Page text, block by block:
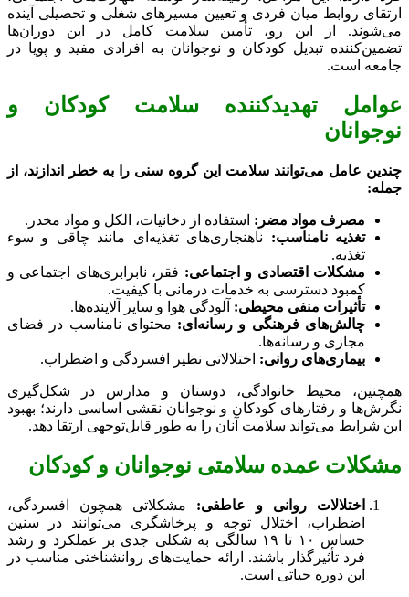
ارتقای روابط میان فردی و تعیین مسیرهای شغلی و تحصیلی آینده
می‌شوند. از این رو، تأمین سلامت کامل در این دوران‌ها
تضمین‌کننده تبدیل کودکان و نوجوانان به افرادی مفید و پویا در
جامعه است.
عوامل تهدیدکننده سلامت کودکان و
نوجوانان
چندین عامل می‌توانند سلامت این گروه سنی را به خطر اندازند، از
جمله:
مصرف مواد مضر: استفاده از دخانیات، الکل و مواد مخدر.
تغذیه نامناسب: ناهنجاری‌های تغذیه‌ای مانند چاقی و سوء
تغذیه.
مشکلات اقتصادی و اجتماعی: فقر، نابرابری‌های اجتماعی و
کمبود دسترسی به خدمات درمانی با کیفیت.
تأثیرات منفی محیطی: آلودگی هوا و سایر آلاینده‌ها.
چالش‌های فرهنگی و رسانه‌ای: محتوای نامناسب در فضای
مجازی و رسانه‌ها.
بیماری‌های روانی: اختلالاتی نظیر افسردگی و اضطراب.
همچنین، محیط خانوادگی، دوستان و مدارس در شکل‌گیری
نگرش‌ها و رفتارهای کودکان و نوجوانان نقشی اساسی دارند؛ بهبود
این شرایط می‌تواند سلامت آنان را به طور قابل‌توجهی ارتقا دهد.
مشکلات عمده سلامتی نوجوانان و کودکان
اختلالات روانی و عاطفی: مشکلاتی همچون افسردگی،
اضطراب، اختلال توجه و پرخاشگری می‌توانند در سنین
حساس ۱۰ تا ۱۹ سالگی به شکلی جدی بر عملکرد و رشد
فرد تأثیرگذار باشند. ارائه حمایت‌های روانشناختی مناسب در
این دوره حیاتی است.